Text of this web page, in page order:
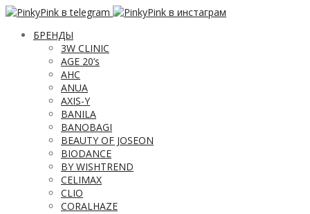
БРЕНДЫ
3W CLINIC
AGE 20’s
AHC
ANUA
AXIS-Y
BANILA
BANOBAGI
BEAUTY OF JOSEON
BIODANCE
BY WISHTREND
CELIMAX
CLIO
CORALHAZE